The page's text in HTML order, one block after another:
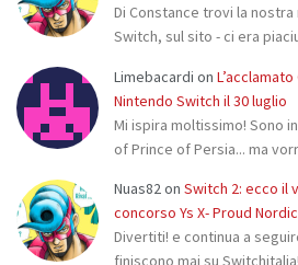
Di Constance trovi la
Switch, sul sito - ci era
Limebacardi on
Nintendo Switch il 30 luglio
Mi ispira moltissimo! Sono
of Prince of Persia... ma
Nuas82on Switch 2: ecco il
concorso Ys X- Proud
Divertiti! e continua a